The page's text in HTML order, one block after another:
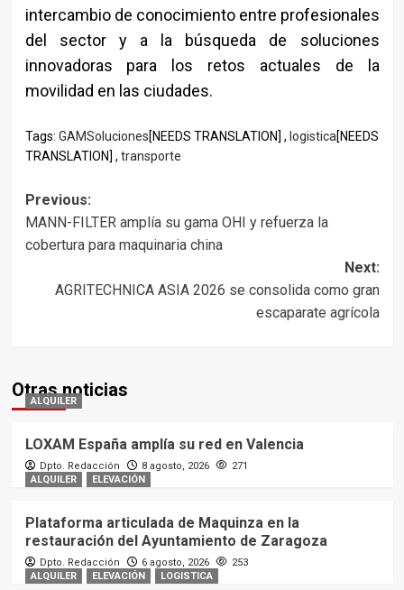
intercambio de conocimiento entre profesionales
del sector y a la búsqueda de soluciones
innovadoras para los retos actuales de la
movilidad en las ciudades.
Tags: GAMSoluciones[NEEDS TRANSLATION] , logistica[NEEDS
TRANSLATION] , transporte
Post
navigation
Previous:
MANN-FILTER amplía su gama OHI y refuerza la
cobertura para maquinaria china
Next:
AGRITECHNICA ASIA 2026 se consolida como gran
escaparate agrícola
Otras noticias
ALQUILER
LOXAM España amplía su red en Valencia
Dpto. Redacción 8 agosto, 2026
271
ALQUILER
ELEVACIÓN
Plataforma articulada de Maquinza en la
restauración del Ayuntamiento de Zaragoza
Dpto. Redacción 6 agosto, 2026
253
ALQUILER
ELEVACIÓN LOGISTICA